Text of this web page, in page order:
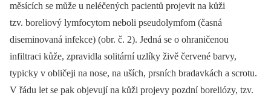
měsících se může u neléčených pacientů projevit na kůži
tzv. boreliový lymfocytom neboli pseudolymfom (časná
diseminovaná infekce) (obr. č. 2). Jedná se o ohraničenou
infiltraci kůže, zpravidla solitární uzlíky živě červené barvy,
typicky v obličeji na nose, na uších, prsních bradavkách a scrotu.
V řádu let se pak objevují na kůži projevy pozdní boreliózy, tzv.